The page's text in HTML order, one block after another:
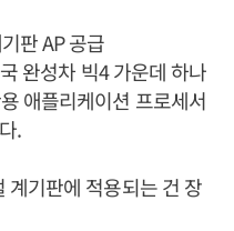
판 AP 공급
완성차 빅4 가운데 하나
애플리케이션 프로세서
.
계기판에 적용되는 건 장